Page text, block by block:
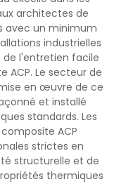
architectes de
avec un minimum
industrielles
l'entretien facile
ACP. Le secteur de
en œuvre de ce
et installé
standards. Les
ACP
strictes en
structurelle et de
thermiques